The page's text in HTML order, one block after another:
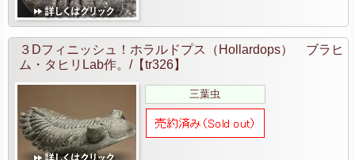
３Dフィニッシュ！ホラルドプス（Hollardops） ブラヒ
ム・タヒリLab作。/【tr326】
三葉虫